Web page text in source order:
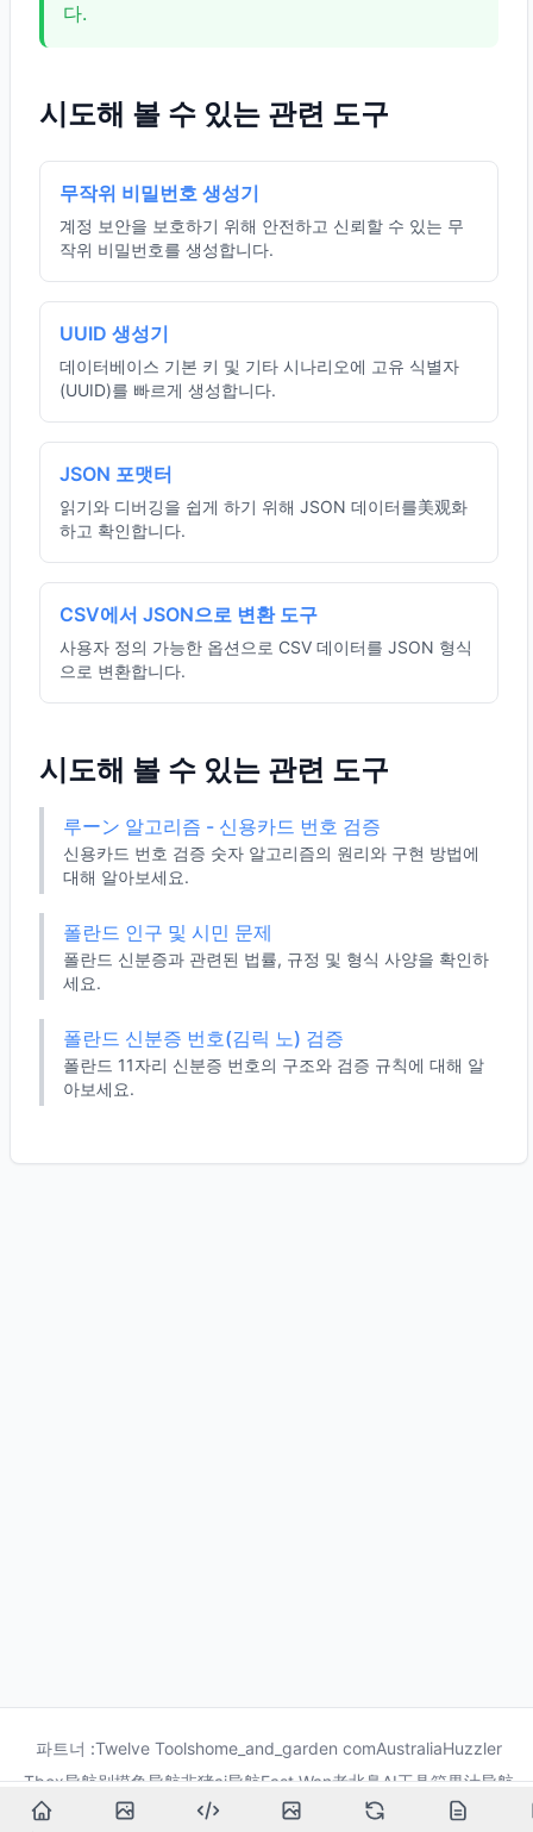
다.
시도해 볼 수 있는 관련 도구
무작위 비밀번호 생성기
계정 보안을 보호하기 위해 안전하고 신뢰할 수 있는 무
작위 비밀번호를 생성합니다.
UUID 생성기
데이터베이스 기본 키 및 기타 시나리오에 고유 식별자
(UUID)를 빠르게 생성합니다.
JSON 포맷터
읽기와 디버깅을 쉽게 하기 위해 JSON 데이터를美观화
하고 확인합니다.
CSV에서 JSON으로 변환 도구
사용자 정의 가능한 옵션으로 CSV 데이터를 JSON 형식
으로 변환합니다.
시도해 볼 수 있는 관련 도구
루ーン 알고리즘 - 신용카드 번호 검증
신용카드 번호 검증 숫자 알고리즘의 원리와 구현 방법에
대해 알아보세요.
폴란드 인구 및 시민 문제
폴란드 신분증과 관련된 법률, 규정 및 형식 사양을 확인하
세요.
폴란드 신분증 번호(김릭 노) 검증
폴란드 11자리 신분증 번호의 구조와 검증 규칙에 대해 알
아보세요.
파트너 :Twelve Toolshome_and_garden comAustraliaHuzzler
Tbox导航别摸鱼导航非猪ai导航Fast Wan老北鼻AI工具箱果汁导航
龙喵导航